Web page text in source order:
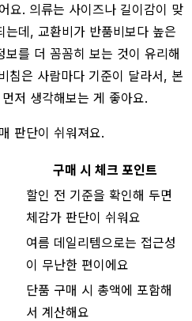
요. 의류는 사이즈나 길이감이 맞
데, 교환비가 반품비보다 높은
를 더 꼼꼼히 보는 것이 유리해
침은 사람마다 기준이 달라서, 본
저 생각해보는 게 좋아요.
판단이 쉬워져요.
구매 시 체크 포인트
할인 전 기준을 확인해 두면
체감가 판단이 쉬워요
여름 데일리템으로는 접근성
이 무난한 편이에요
단품 구매 시 총액에 포함해
서 계산해요